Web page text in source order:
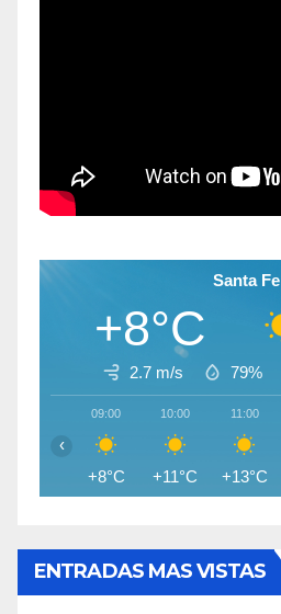
Santa Fe
+8°C
2.7 m/s 79%
09:00
+8°C
10:00
+11°C
11:00
+13°C
‹
ENTRADAS MAS VISTAS